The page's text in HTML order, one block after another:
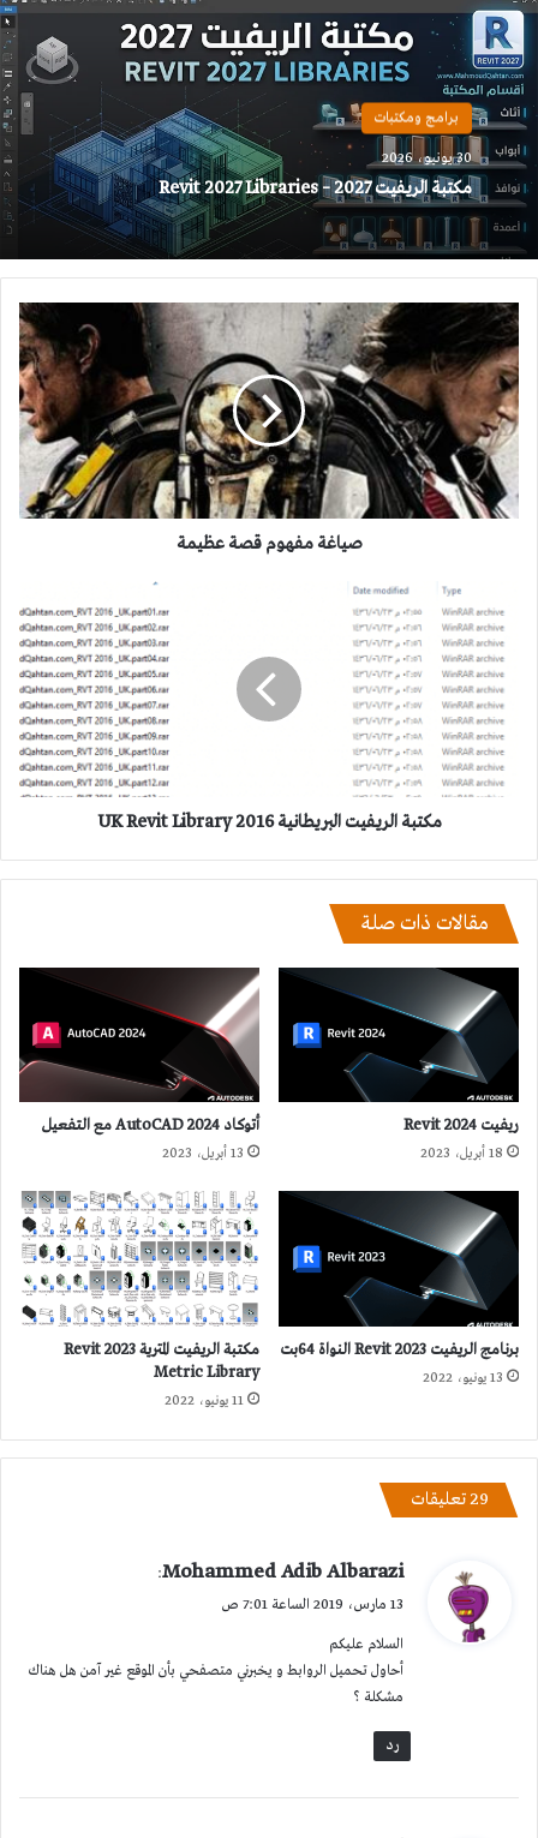
برامج ومكتبات
30 يونيو، 2026
مكتبة الريفيت 2027 – Revit 2027 Libraries
صياغة
مفهوم
قصة
عظيمة
صياغة مفهوم قصة عظيمة
الريفيت
البريطانية
2016
UK
Revit
Library
مكتبة الريفيت البريطانية 2016 UK Revit Library
مقالات ذات صلة
ريفيت 2024 Revit
18 أبريل، 2023
أتوكاد 2024 AutoCAD مع التفعيل
13 أبريل، 2023
برنامج الريفيت 2023 Revit النواة 64بت
13 يونيو، 2022
مكتبة الريفيت المترية 2023 Revit
Metric Library
11 يونيو، 2022
‫29 تعليقات
ي
ق
ل
Mohammed Adib Albarazi
:
13 مارس، 2019 الساعة 7:01 ص
السلام عليكم
أحاول تحميل الروابط و يخبرني متصفحي بأن الموقع غير آمن هل هناك
مشكلة ؟
رد